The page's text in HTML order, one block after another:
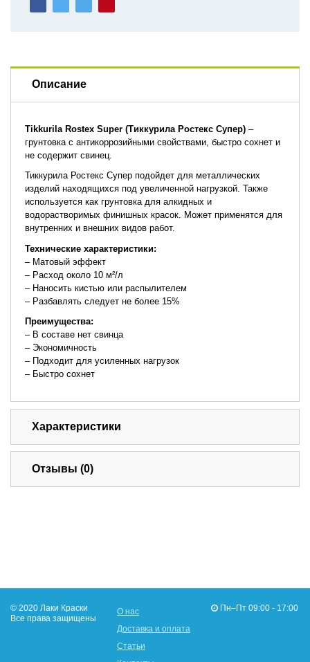
Описание
Tikkurila Rostex Super (Тиккурила Ростекс Супер) –
грунтовка с антикоррозийными свойствами, быстро сохнет и
не содержит свинец.
Тиккурила Ростекс Супер подойдет для металлических
изделий находящихся под увеличенной нагрузкой. Также
используется как грунтовка для алкидных и
водорастворимых финишных красок. Может применятся для
внутренних и внешних видов работ.
Технические характеристики:
– Матовый эффект
– Расход около 10 м²/л
– Наносить кистью или распылителем
– Разбавлять следует не более 15%
Преимущества:
– В составе нет свинца
– Экономичность
– Подходит для усиленных нагрузок
– Быстро сохнет
Характеристики
Отзывы (0)
© 2020 Лаки Краски
Все права защищены
О нас
Доставка и оплата
Статьи
Пн–Пт 09:00 - 17:00